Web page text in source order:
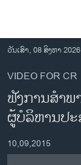
ເຂົ້າ
ຫາ
ຂ້າມ
ຂ້າມ
ຂ້າມ
ໄປ
ຫາ
ຊອກ
ອາເມຣິກາ
ການເລືອກຕັ້ງ ປະ
ຂ່າວ​ຈີນ
ວັນເສົາ, 08 ສິງຫາ 2026
VIDEO FOR CR
ຟັງການສຳ
ຜູ້ບໍລິຫານປະ
10,09,2015